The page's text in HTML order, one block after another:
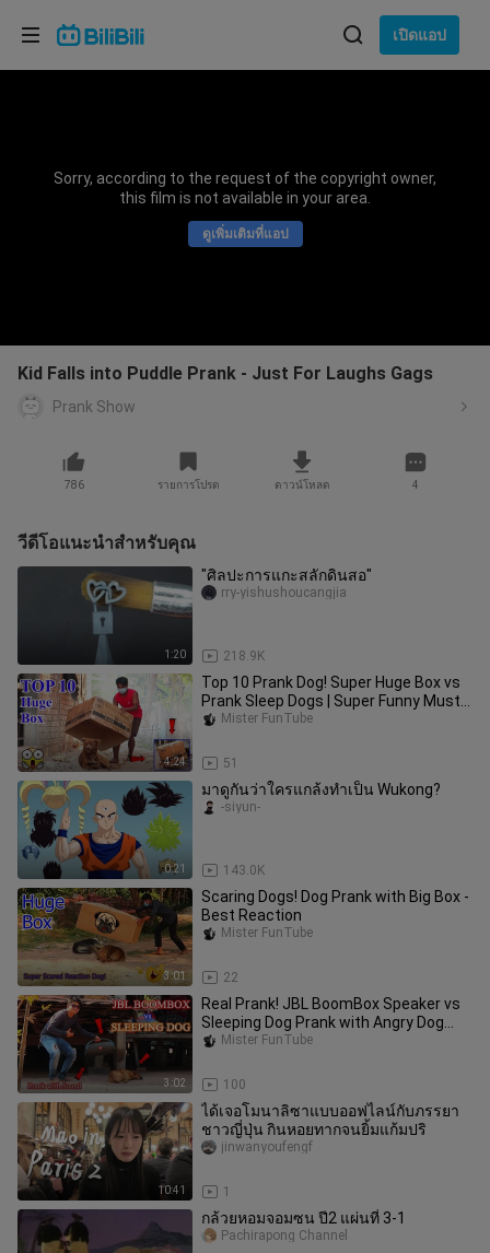
เปิดแอป
Sorry, according to the request of the copyright owner,
this film is not available in your area.
ดูเพิ่มเติมที่แอป
Kid Falls into Puddle Prank - Just For Laughs Gags
Prank Show
786 รายการโปรด ดาวน์โหลด 4
วีดีโอแนะนำสำหรับคุณ
1:20
"ศิลปะการแกะสลักดินสอ"
218.9K
rry-yishushoucangjia
4:24
Top 10 Prank Dog! Super Huge Box vs
Prank Sleep Dogs | Super Funny Must
Watch
51
Mister FunTube
0:21
มาดูกันว่าใครแกล้งทำเป็น Wukong?
143.0K
-siyun-
3:01
Scaring Dogs! Dog Prank with Big Box -
Best Reaction
22
Mister FunTube
3:02
Real Prank! JBL BoomBox Speaker vs
Sleeping Dog Prank with Angry Dog
Sound Very Funny New Prank 2021
100
Mister FunTube
10:41
ได้เจอโมนาลิซาแบบออฟไลน์กับภรรยา
ชาวญี่ปุ่น กินหอยทากจนยิ้มแก้มปริ
1
jinwanyoufengf
กล้วยหอมจอมซน ปี2 แผ่นที่ 3-1
Pachirapong Channel
เลือกภาษา